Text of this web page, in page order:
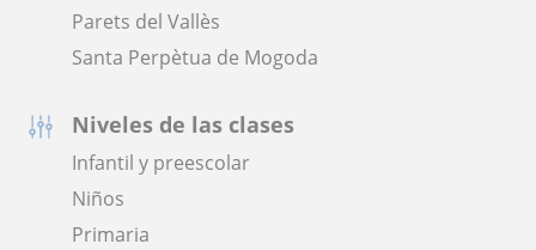
Parets del Vallès
Santa Perpètua de Mogoda
Niveles de las clases
Infantil y preescolar
Niños
Primaria